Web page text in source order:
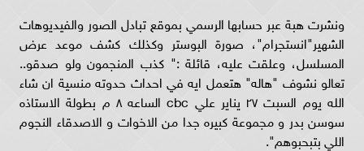
ونشرت هبة عبر حسابها الرسمي بموقع تبادل الصور والفيديوهات
الشهير"انستجرام"، صورة البوستر وكذلك كشف موعد عرض
المسلسل، وعلقت عليه، قائلة :" كذب المنجمون ولو صدقو..
تعالو نشوف "هاله" هتعمل ايه في احداث حدوته منسية ان شاء
الله يوم السبت ٢٧ يناير علي cbc الساعه ٨ م بطولة الاستاذه
سوسن بدر و مجموعة كبيره جدا من الاخوات و الاصدقاء النجوم
اللي بتبحبوهم".